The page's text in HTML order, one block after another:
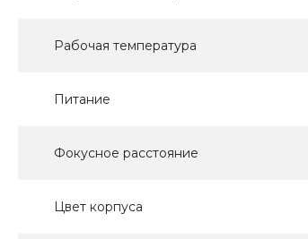
Рабочая температура
Питание
Фокусное расстояние
Цвет корпуса